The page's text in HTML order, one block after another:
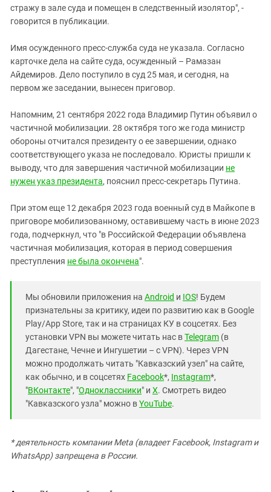
стражу в зале суда и помещен в следственный изолятор", -
говорится в публикации.
Имя осужденного пресс-служба суда не указала. Согласно
карточке дела на сайте суда, осужденный – Рамазан
Айдемиров. Дело поступило в суд 25 мая, и сегодня, на
первом же заседании, вынесен приговор.
Напомним, 21 сентября 2022 года Владимир Путин объявил о
частичной мобилизации. 28 октября того же года министр
обороны отчитался президенту о ее завершении, однако
соответствующего указа не последовало. Юристы пришли к
выводу, что для завершения частичной мобилизации не
нужен указ президента, пояснил пресс-секретарь Путина.
При этом еще 12 декабря 2023 года военный суд в Майкопе в
приговоре мобилизованному, оставившему часть в июне 2023
года, подчеркнул, что "в Российской Федерации объявлена
частичная мобилизация, которая в период совершения
преступления не была окончена".
Мы обновили приложения на Android и IOS! Будем
признательны за критику, идеи по развитию как в Google
Play/App Store, так и на страницах КУ в соцсетях. Без
установки VPN вы можете читать нас вTelegram (в
Дагестане, Чечне и Ингушетии – с VPN). Через VPN
можно продолжать читать "Кавказский узел" на сайте,
как обычно, и в соцсетях Facebook*, Instagram*,
"ВКонтакте", "Одноклассники" и X. Смотреть видео
"Кавказского узла" можно вYouTube.
* деятельность компании Meta (владеет Facebook, Instagram и
WhatsApp) запрещена в России.